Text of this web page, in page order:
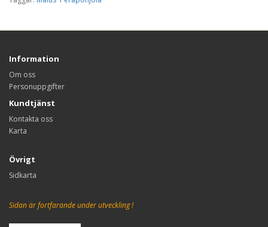
Information
Om oss
Personuppgifter
Kundtjänst
Kontakta oss
Karta
Övrigt
Sidkarta
Sidan är fortfarande under utveckling !